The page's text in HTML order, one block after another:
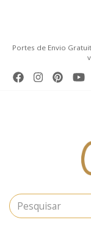
Portes de Envio